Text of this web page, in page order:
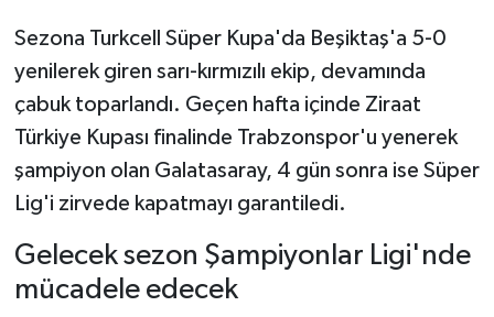
Sezona Turkcell Süper Kupa'da Beşiktaş'a 5-0
yenilerek giren sarı-kırmızılı ekip, devamında
çabuk toparlandı. Geçen hafta içinde Ziraat
Türkiye Kupası finalinde Trabzonspor'u yenerek
şampiyon olan Galatasaray, 4 gün sonra ise Süper
Lig'i zirvede kapatmayı garantiledi.
Gelecek sezon Şampiyonlar Ligi'nde
mücadele edecek